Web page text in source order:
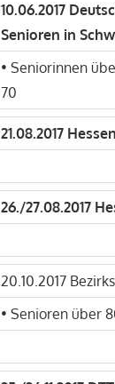
10.06.2017
Senioren in
• Seniorinnen
70
21.08.2017
26./27.08.2017
20.10.2017
• Senioren über